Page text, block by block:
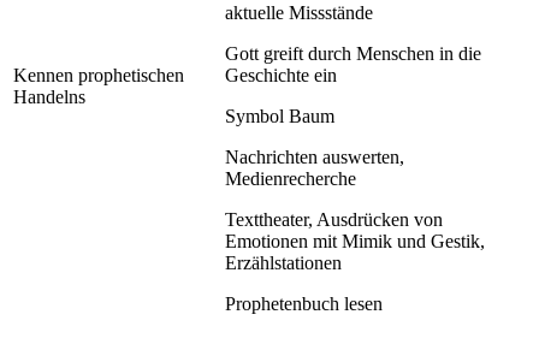
Kennen prophetischen
Handelns
aktuelle Missstände
Gott greift durch Menschen in die
Geschichte ein
Symbol Baum
Nachrichten auswerten,
Medienrecherche
Texttheater, Ausdrücken von
Emotionen mit Mimik und Gestik,
Erzählstationen
Prophetenbuch lesen